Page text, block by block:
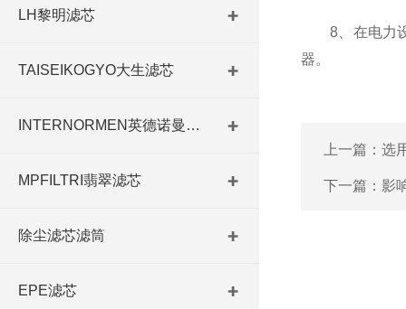
LH黎明滤芯
TAISEIKOGYO大生滤芯
INTERNORMEN英德诺曼滤芯
MPFILTRI翡翠滤芯
除尘滤芯滤筒
EPE滤芯
8、在电力设
器。
上一篇： 选
下一篇： 影